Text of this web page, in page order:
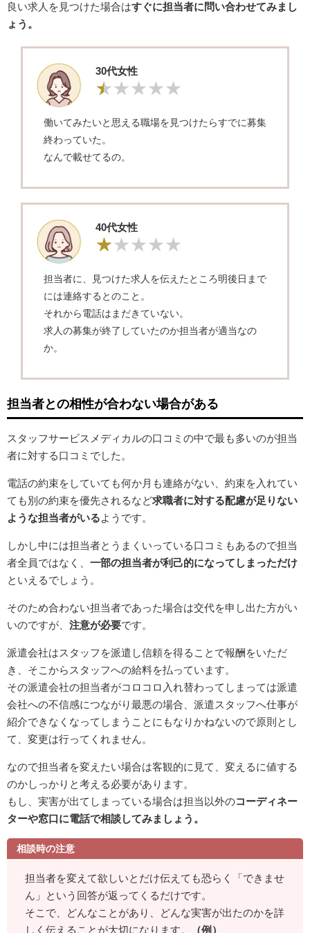
良い求人を見つけた場合はすぐに担当者に問い合わせてみまし
ょう。
30代女性
働いてみたいと思える職場を見つけたらすでに募集
終わっていた。
なんで載せてるの。
40代女性
担当者に、見つけた求人を伝えたところ明後日まで
には連絡するとのこと。
それから電話はまだきていない。
求人の募集が終了していたのか担当者が適当なの
か。
担当者との相性が合わない場合がある
スタッフサービスメディカルの口コミの中で最も多いのが担当
者に対する口コミでした。
電話の約束をしていても何か月も連絡がない、約束を入れてい
ても別の約束を優先されるなど求職者に対する配慮が足りない
ような担当者がいる ようです。
しかし中には担当者とうまくいっている口コミもあるので担当
者全員ではなく、 一部の担当者が利己的になってしまっただけ
といえるでしょう。
そのため合わない担当者であった場合は交代を申し出た方がい
いのですが、 注意が必要です。
派遣会社はスタッフを派遣し信頼を得ることで報酬をいただ
き、そこからスタッフへの給料を払っています。
その派遣会社の担当者がコロコロ入れ替わってしまっては派遣
会社への不信感につながり最悪の場合、派遣スタッフへ仕事が
紹介できなくなってしまうことにもなりかねないので原則とし
て、変更は行ってくれません。
なので担当者を変えたい場合は客観的に見て、変えるに値する
のかしっかりと考える必要があります。
もし、実害が出てしまっている場合は担当以外のコーディネー
ターや窓口に電話で相談してみましょう。
相談時の注意
担当者を変えて欲しいとだけ伝えても恐らく「できませ
ん」という回答が返ってくるだけです。
そこで、どんなことがあり、どんな実害が出たのかを詳
しく伝えることが大切になります。
（例）